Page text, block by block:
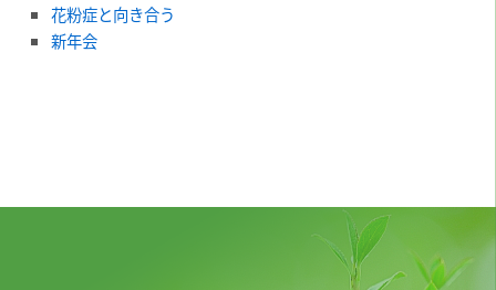
花粉症と向き合う
新年会
平金産業株式会社
本社〒422-8027 静岡市駿河区豊田2丁目9番17号